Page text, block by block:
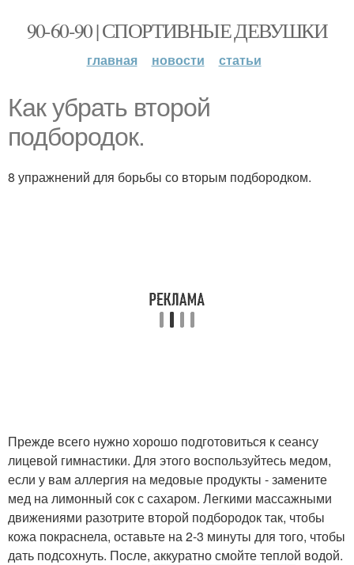
90-60-90 | СПОРТИВНЫЕ ДЕВУШКИ
главная новости статьи
Как убрать второй
подбородок.
8 упражнений для борьбы со вторым подбородком.
Прежде всего нужно хорошо подготовиться к сеансу
лицевой гимнастики. Для этого воспользуйтесь медом,
если у вам аллергия на медовые продукты - замените
мед на лимонный сок с сахаром. Легкими массажными
движениями разотрите второй подбородок так, чтобы
кожа покраснела, оставьте на 2-3 минуты для того, чтобы
дать подсохнуть. После, аккуратно смойте теплой водой.